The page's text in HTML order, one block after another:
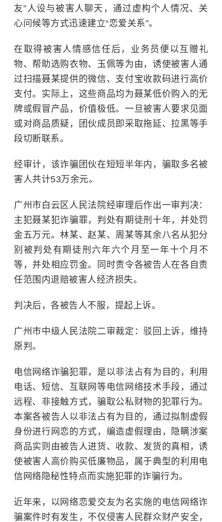
友”人设与被害人聊天，通过虚构个人情况、关
心问候等方式迅速建立“恋爱关系”。
在取得被害人情感信任后，业务员便以互赠礼
物、帮助选购衣物、玉佩等为由，诱使被害人通
过扫描聂某提供的微信、支付宝收款码进行高价
支付。实际上，这些商品均为聂某低价购入的无
牌或假冒产品，价值极低。一旦被害人要求见面
或对商品质疑，团伙成员即采取拖延、拉黑等手
段切断联系。
经审计，该诈骗团伙在短短半年内，骗取多名被
害人共计53万余元。
广州市白云区人民法院经审理后作出一审判决：
主犯聂某犯诈骗罪，判处有期徒刑十年，并处罚
金五万元。林某、赵某、周某等其余八名从犯分
别被判处有期徒刑六年六个月至一年十个月不
等，并处相应罚金。同时责令各被告人在各自责
任范围内退赔被害人经济损失。
判决后，各被告人不服，提起上诉。
广州市中级人民法院二审裁定：驳回上诉，维持
原判。
电信网络诈骗犯罪，是以非法占有为目的，利用
电话、短信、互联网等电信网络技术手段，通过
远程、非接触方式，骗取公私财物的犯罪行为。
本案各被告人以非法占有为目的，通过拟制虚假
身份进行网恋的方式，编造虚假理由，隐瞒涉案
商品实则由被告人进货、收款、发货的真相，诱
使被害人高价购买低廉物品，属于典型的利用电
信网络隐秘性特点而实施犯罪的诈骗行为。
近年来，以网络恋爱交友为名实施的电信网络诈
骗案件时有发生，不仅侵害人民群众财产安全，